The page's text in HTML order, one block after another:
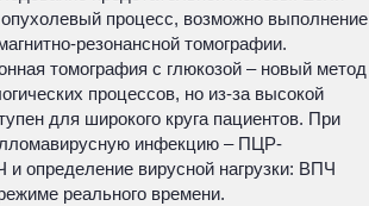
процесс, возможно выполнение
резонансной томографии.
томография с глюкозой – новый метод
процессов, но из-за высокой
для широкого круга пациентов. При
инфекцию – ПЦР-
и определение вирусной нагрузки: ВПЧ
реального времени.